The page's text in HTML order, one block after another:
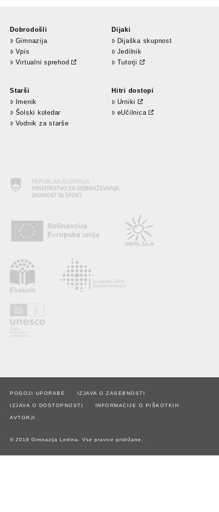
Dobrodošli
Gimnazija
Vpis
Virtualni sprehod
Dijaki
Dijaška skupnost
Jedilnik
Tutorji
Starši
Imenik
Šolski koledar
Vodnik za starše
Hitri dostopi
Urniki
eUčilnica
POGOJI UPORABE IZJAVA O ZASEBNOSTI
IZJAVA O DOSTOPNOSTI INFORMACIJE O PIŠKOTKIH
AVTORJI
© 2019 Gimnazija Ledina. Vse pravice pridržane.